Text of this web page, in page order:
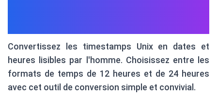
Convertissez les timestamps Unix en dates et
heures lisibles par l'homme. Choisissez entre les
formats de temps de 12 heures et de 24 heures
avec cet outil de conversion simple et convivial.